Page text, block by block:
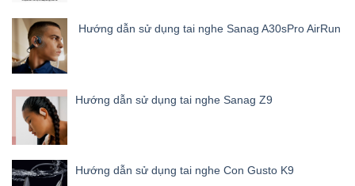
Hướng dẫn sử dụng tai nghe Sanag A30sPro AirRun
Hướng dẫn sử dụng tai nghe Sanag Z9
Hướng dẫn sử dụng tai nghe Con Gusto K9